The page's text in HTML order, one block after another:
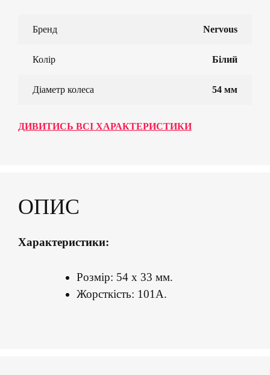
Бренд Nervous
Колір Білий
Діаметр колеса 54 мм
ДИВИТИСЬ ВСІ ХАРАКТЕРИСТИКИ
ОПИС
Характеристики:
Розмір: 54 x 33 мм.
Жорсткість: 101А.